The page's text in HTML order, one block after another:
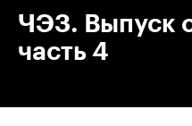
ЧЭЗ. Выпуск
часть 4